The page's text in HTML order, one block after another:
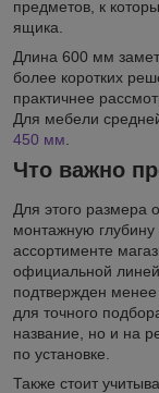
предметов, к
ящика.
Длина 600 мм
более коротких
практичнее
Для мебели
450 мм
Что важно
Для этого размера
монтажную глубину
ассортименте
официальной
подтвержден
для точного
название, но и на
по установке.
Также стоит